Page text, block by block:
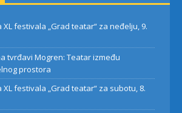
festivala „Grad teatar“ za neđelju, 9.
tvrđavi Mogren: Teatar između
prostora
festivala „Grad teatar“ za subotu, 8.